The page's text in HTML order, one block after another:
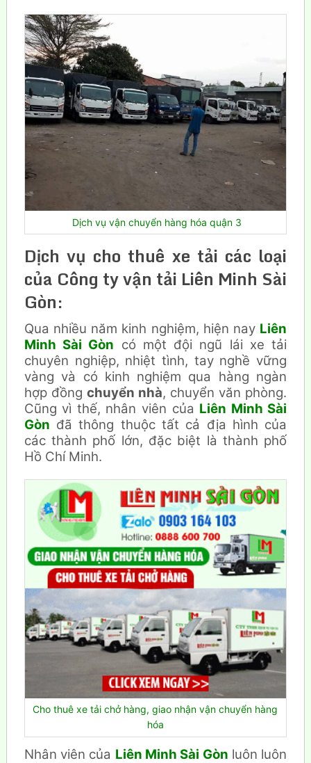
Dịch vụ vận chuyển hàng hóa quận 3
Dịch vụ cho thuê xe tải các loại
của Công ty vận tải Liên Minh Sài
Gòn:
Qua nhiều năm kinh nghiệm, hiện nay Liên
Minh Sài Gòn có một đội ngũ lái xe tải
chuyên nghiệp, nhiệt tình, tay nghề vững
vàng và có kinh nghiệm qua hàng ngàn
hợp đồng chuyển nhà, chuyển văn phòng.
Cũng vì thế, nhân viên của Liên Minh Sài
Gòn đã thông thuộc tất cả địa hình của
các thành phố lớn, đặc biệt là thành phố
Hồ Chí Minh.
Cho thuê xe tải chở hàng, giao nhận vận chuyển hàng
hóa
Nhân viên của Liên Minh Sài Gòn luôn luôn